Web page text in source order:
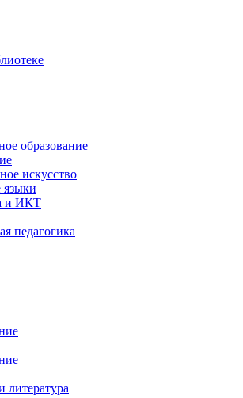
образование
искусство
и ИКТ
педагогика
литература